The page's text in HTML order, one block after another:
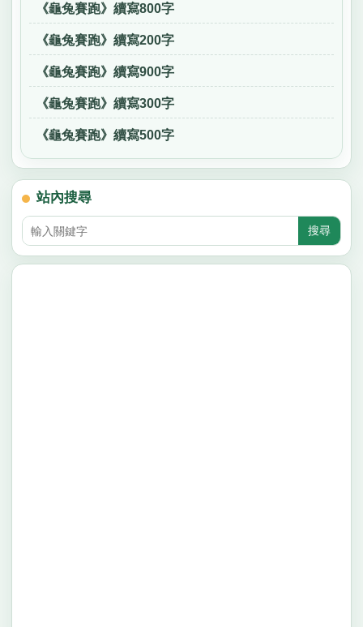
《龜兔賽跑》續寫800字
《龜兔賽跑》續寫200字
《龜兔賽跑》續寫900字
《龜兔賽跑》續寫300字
《龜兔賽跑》續寫500字
站內搜尋